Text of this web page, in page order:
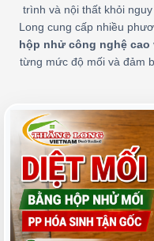
trình và nội thất khỏi
Long cung cấp nhiều
hộp nhử công nghệ cao
từng mức độ mối và đảm